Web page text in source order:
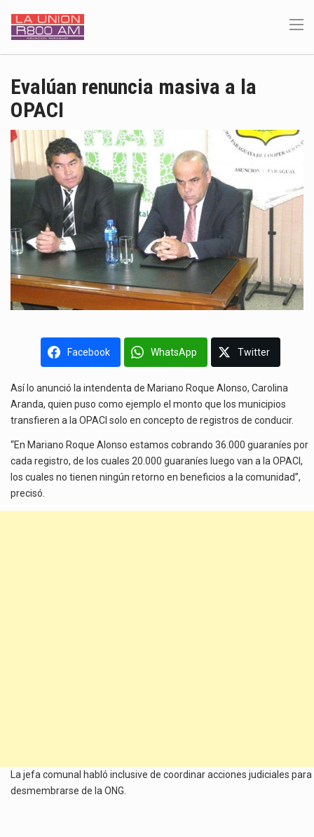
Evalúan renuncia masiva a la
OPACI
Facebook WhatsApp Twitter
Así lo anunció la intendenta de Mariano Roque Alonso, Carolina
Aranda, quien puso como ejemplo el monto que los municipios
transfieren a la OPACI solo en concepto de registros de conducir.
“En Mariano Roque Alonso estamos cobrando 36.000 guaraníes por
cada registro, de los cuales 20.000 guaraníes luego van a la OPACI,
los cuales no tienen ningún retorno en beneficios a la comunidad”,
precisó.
La jefa comunal habló inclusive de coordinar acciones judiciales para
desmembrarse de la ONG.